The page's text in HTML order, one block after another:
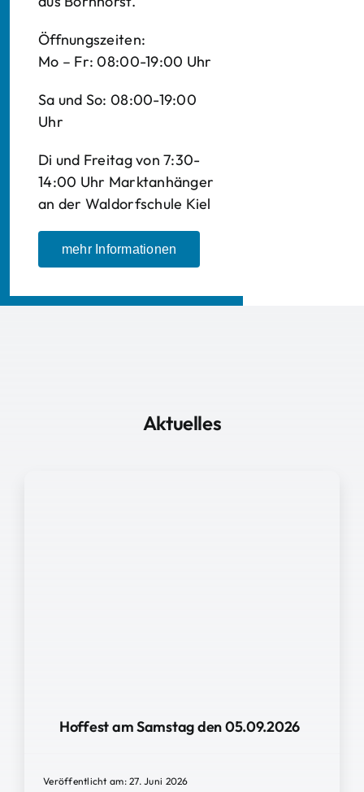
Öffnungszeiten:
Mo – Fr: 08:00-19:00 Uhr
Sa und So: 08:00-19:00
Uhr
Di und Freitag von 7:30-
14:00 Uhr Marktanhänger
an der Waldorfschule Kiel
mehr Informationen
Aktuelles
Hoffest am Samstag den 05.09.2026
Veröffentlicht am: 27. Juni 2026